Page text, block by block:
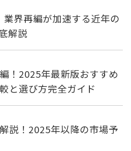
界再編が加速する近年の
解説
！2025年最新版おすすめ
と選び方完全ガイド
説！2025年以降の市場予